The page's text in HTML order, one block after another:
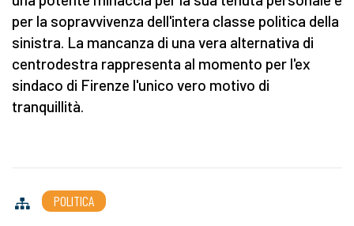
per la sopravvivenza dell'intera classe politica della
sinistra. La mancanza di una vera alternativa di
centrodestra rappresenta al momento per l'ex
sindaco di Firenze l'unico vero motivo di
tranquillità.
POLITICA